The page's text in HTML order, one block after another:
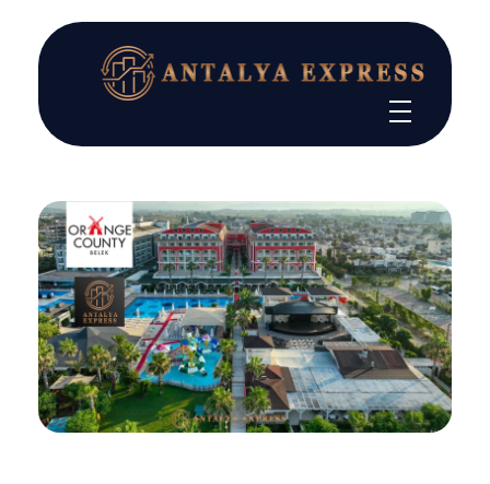
تور آنتالیا l خدمات VIP هتل های بزرگسالان و هتل های خانوادگی